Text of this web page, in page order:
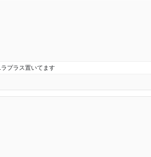
プラス置いてます